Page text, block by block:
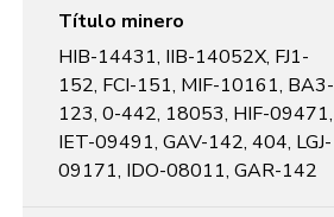
Título minero
HIB-14431, IIB-14052X, FJ1-
152, FCI-151, MIF-10161, BA3-
123, 0-442, 18053, HIF-09471,
IET-09491, GAV-142, 404, LGJ-
09171, IDO-08011, GAR-142